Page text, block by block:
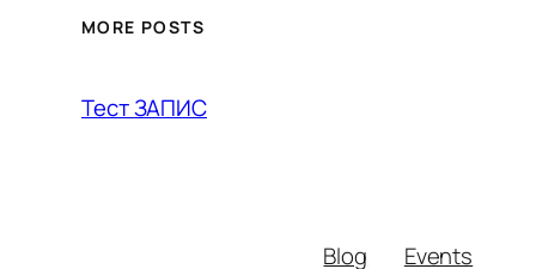
MORE POSTS
Тест ЗАПИС
Blog Events